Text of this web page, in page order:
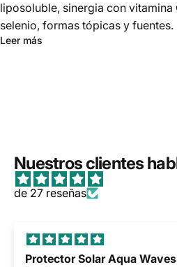
liposoluble, sinergia con vitamina
selenio, formas tópicas y fuentes.
Leer más
Nuestros clientes
de 27 reseñas
Niacinamida 10% + Zinc 1%